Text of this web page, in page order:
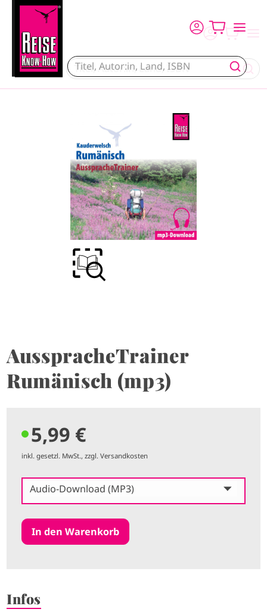
AusspracheTrainer
Rumänisch (mp3)
5,99 €
inkl. gesetzl. MwSt., zzgl. Versandkosten
Audio-Download (MP3)
Infos